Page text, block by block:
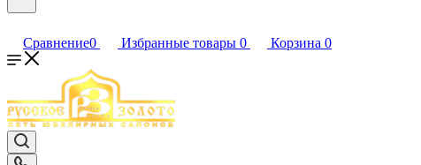
Сравнение0 Избранные товары 0 Корзина 0